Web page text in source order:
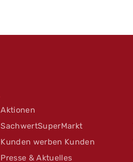
Aktionen
SachwertSuperMarkt
Kunden werben Kunden
Presse & Aktuelles